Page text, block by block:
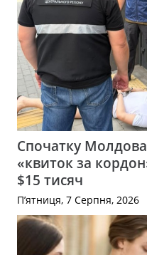
Спочатку
«квиток за
$15 тисяч
П’ятниця, 7 Серпня, 2026